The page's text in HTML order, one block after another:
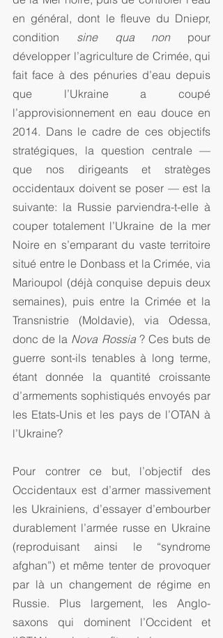
en général, dont le fleuve du Dniepr,
condition sine qua non pour
développer l’agriculture de Crimée, qui
fait face à des pénuries d’eau depuis
que l’Ukraine a coupé
l’approvisionnement en eau douce en
2014. Dans le cadre de ces objectifs
stratégiques, la question centrale —
que nos dirigeants et stratèges
occidentaux doivent se poser — est la
suivante: la Russie parviendra-t-elle à
couper totalement l’Ukraine de la mer
Noire en s’emparant du vaste territoire
situé entre le Donbass et la Crimée, via
Marioupol (déjà conquise depuis deux
semaines), puis entre la Crimée et la
Transnistrie (Moldavie), via Odessa,
donc de la Nova Rossia ? Ces buts de
guerre sont-ils tenables à long terme,
étant donnée la quantité croissante
d’armements sophistiqués envoyés par
les Etats-Unis et les pays de l’OTAN à
l’Ukraine?
Pour contrer ce but, l’objectif des
Occidentaux est d’armer massivement
les Ukrainiens, d’essayer d’embourber
durablement l’armée russe en Ukraine
(reproduisant ainsi le “syndrome
afghan”) et même tenter de provoquer
par là un changement de régime en
Russie. Plus largement, les Anglo-
saxons qui dominent l’Occident et